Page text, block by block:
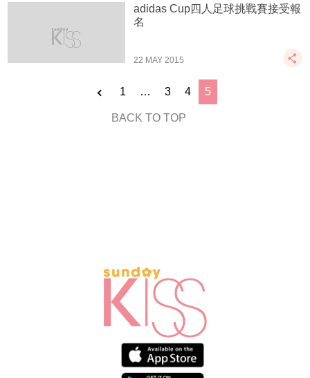
adidas Cup四人足球挑戰賽接受報
名
22 MAY 2015
1 … 3 4 5
BACK TO TOP